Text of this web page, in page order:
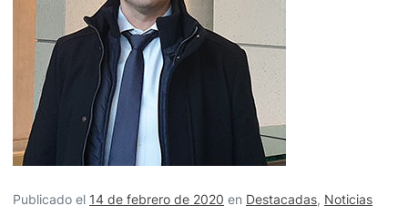
Publicado el 14 de febrero de 2020 en Destacadas, Noticias